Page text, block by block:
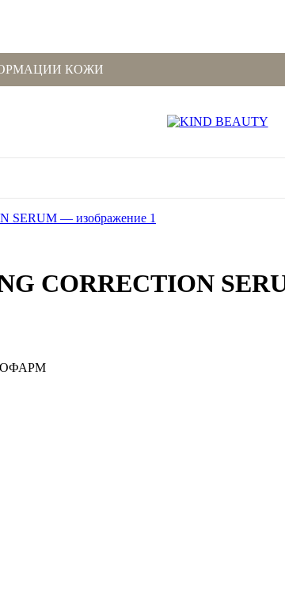
КОЖИ
CORRECTION